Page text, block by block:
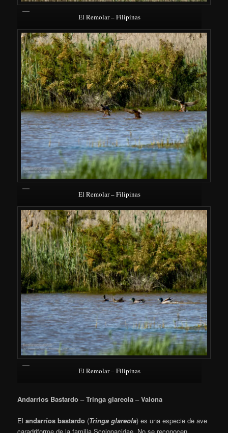
El Remolar – Filipinas
El Remolar – Filipinas
El Remolar – Filipinas
Andarrios Bastardo – Tringa glareola – Valona
Elandarríos bastardo ​ (Tringa glareola) es una especie de ave